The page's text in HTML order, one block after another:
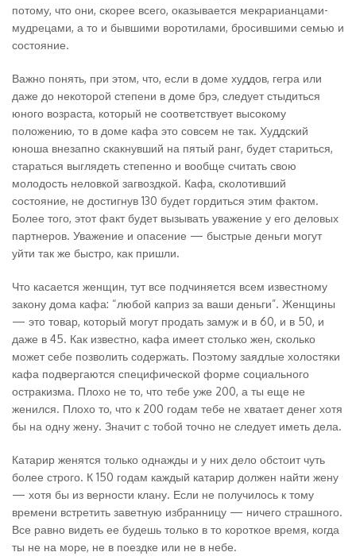
потому, что они, скорее всего, оказывается мекрарианцами-
мудрецами, а то и бывшими воротилами, бросившими семью и
состояние.
Важно понять, при этом, что, если в доме худдов, гегра или
даже до некоторой степени в доме брэ, следует стыдиться
юного возраста, который не соответствует высокому
положению, то в доме кафа это совсем не так. Худдский
юноша внезапно скакнувший на пятый ранг, будет стариться,
стараться выглядеть степенно и вообще считать свою
молодость неловкой загвоздкой. Кафа, сколотивший
состояние, не достигнув 130 будет гордиться этим фактом.
Более того, этот факт будет вызывать уважение у его деловых
партнеров. Уважение и опасение — быстрые деньги могут
уйти так же быстро, как пришли.
Что касается женщин, тут все подчиняется всем известному
закону дома кафа: “любой каприз за ваши деньги”. Женщины
— это товар, который могут продать замуж и в 60, и в 50, и
даже в 45. Как известно, кафа имеет столько жен, сколько
может себе позволить содержать. Поэтому заядлые холостяки
кафа подвергаются специфической форме социального
остракизма. Плохо не то, что тебе уже 200, а ты еще не
женился. Плохо то, что к 200 годам тебе не хватает денег хотя
бы на одну жену. Значит с тобой точно не следует иметь дела.
Катарир женятся только однажды и у них дело обстоит чуть
более строго. К 150 годам каждый катарир должен найти жену
— хотя бы из верности клану. Если не получилось к тому
времени встретить заветную избранницу — ничего страшного.
Все равно видеть ее будешь только в то короткое время, когда
ты не на море, не в поездке или не в небе.